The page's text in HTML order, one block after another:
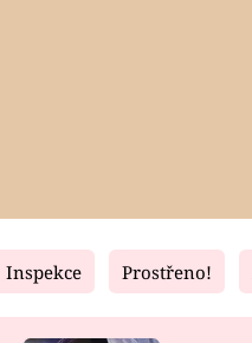
Fresh
Inspekce Prostřeno!